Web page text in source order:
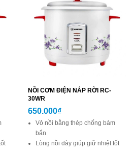
NỒI CƠM ĐIỆN NẮP RỜI RC-
30WR
650.000₫
Vỏ nồi bằng thép chống bám
bẩn
Lòng nồi dày giúp giữ nhiệt tốt